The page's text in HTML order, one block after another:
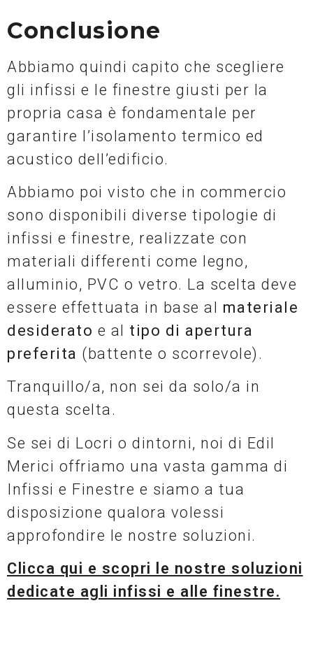
Conclusione
Abbiamo quindi capito che scegliere
gli infissi e le finestre giusti per la
propria casa è fondamentale per
garantire l’isolamento termico ed
acustico dell’edificio.
Abbiamo poi visto che in commercio
sono disponibili diverse tipologie di
infissi e finestre, realizzate con
materiali differenti come legno,
alluminio, PVC o vetro. La scelta deve
essere effettuata in base al materiale
desiderato e al tipo di apertura
preferita (battente o scorrevole).
Tranquillo/a, non sei da solo/a in
questa scelta.
Se sei di Locri o dintorni, noi di Edil
Merici offriamo una vasta gamma di
Infissi e Finestre e siamo a tua
disposizione qualora volessi
approfondire le nostre soluzioni.
Clicca qui e scopri le nostre soluzioni
dedicate agli infissi e alle finestre.